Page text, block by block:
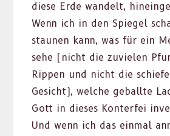
diese Erde wan­delt,
Wenn ich in den Spiegel
staunen kann, was für ein
sehe (nicht die zuvie­len
Rip­pen und nicht die
Gesicht), welche geballte
Gott in dieses Kon­ter­fei
Und wenn ich das ein­mal